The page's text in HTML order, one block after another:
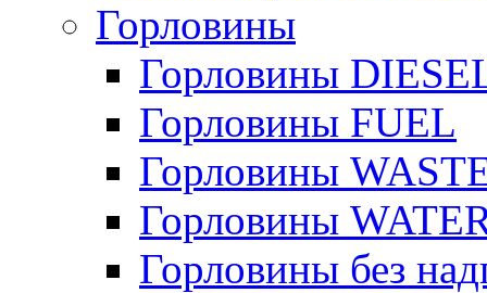
Горловины
Горловины
Горловины FUEL
Горловины
Горловины
Горловины без